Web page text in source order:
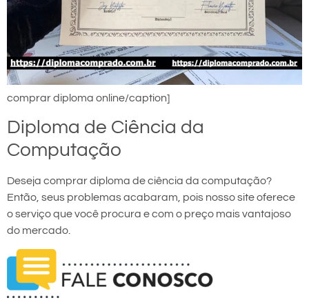
comprar diploma online/caption]
Diploma de Ciência da
Computação
Deseja comprar diploma de ciência da computação?
Então, seus problemas acabaram, pois nosso site oferece
o serviço que você procura e com o preço mais vantajoso
do mercado.